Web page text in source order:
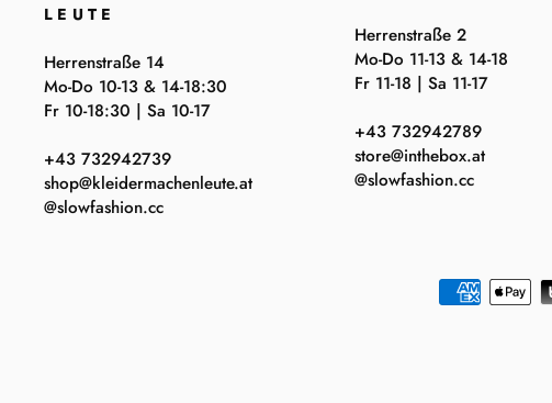
LEUTE
Herrenstraße 14
Mo-Do 10-13 & 14-18:30
Fr 10-18:30 | Sa 10-17
+43 732942739
shop@kleidermachenleute.at
@slowfashion.cc
Herrenstraße 2
Mo-Do 11-13 & 14-18
Fr 11-18 | Sa 11-17
+43 732942789
store@inthebox.at
@slowfashion.cc